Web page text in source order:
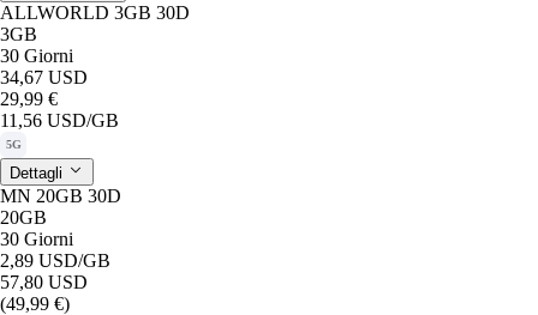
ALLWORLD 3GB 30D
3GB
30 Giorni
34,67 USD
29,99 €
11,56 USD/GB
5G
Dettagli
MN 20GB 30D
20GB
30 Giorni
2,89 USD/GB
57,80 USD
(49,99 €)